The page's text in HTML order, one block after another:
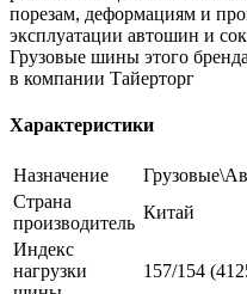
порезам, деформациям и
эксплуатации автошин и
Грузовые шины этого
в компании Тайерторг
Характеристики
Назначение
Страна
производитель
Китай
Индекс
нагрузки
157/154